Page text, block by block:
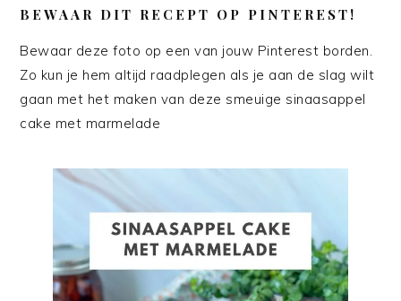
BEWAAR DIT RECEPT OP PINTEREST!
Bewaar deze foto op een van jouw Pinterest borden.
Zo kun je hem altijd raadplegen als je aan de slag wilt
gaan met het maken van deze smeuige sinaasappel
cake met marmelade